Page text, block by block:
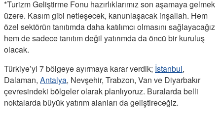
*Turizm Geliştirme Fonu hazırlıklarımız son aşamaya gelmek
üzere. Kasım gibi netleşecek, kanunlaşacak inşallah. Hem
özel sektörün tanıtımda daha katılımcı olmasını sağlayacağız
hem de sadece tanıtım değil yatırımda da öncü bir kuruluş
olacak.
Türkiye’yi 7 bölgeye ayırmaya karar verdik; İstanbul,
Dalaman, Antalya, Nevşehir, Trabzon, Van ve Diyarbakır
çevresindeki bölgeler olarak planlıyoruz. Buralarda belli
noktalarda büyük yatırım alanları da geliştireceğiz.